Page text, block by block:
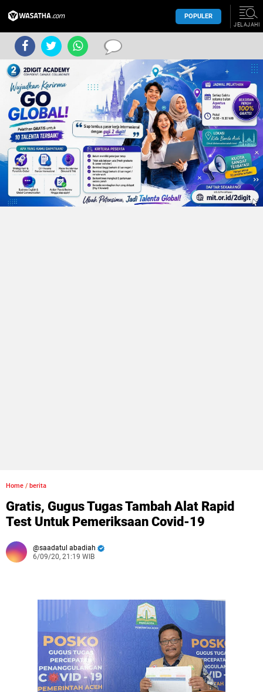
POPULER
JELAJAHI
Home / berita
Gratis, Gugus Tugas Tambah Alat Rapid
Test Untuk Pemeriksaan Covid-19
saadatul abadiah
6/09/20, 21:19 WIB